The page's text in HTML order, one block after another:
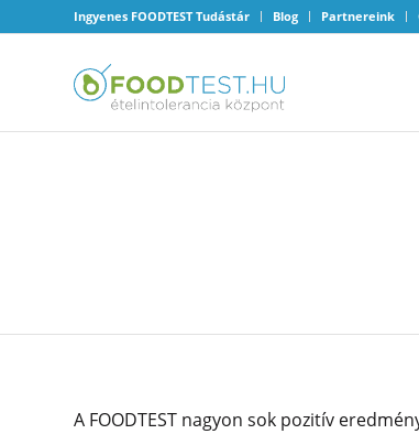
Ingyenes FOODTEST Tudástár Blog Partnereink
A FOODTEST nagyon sok pozitív